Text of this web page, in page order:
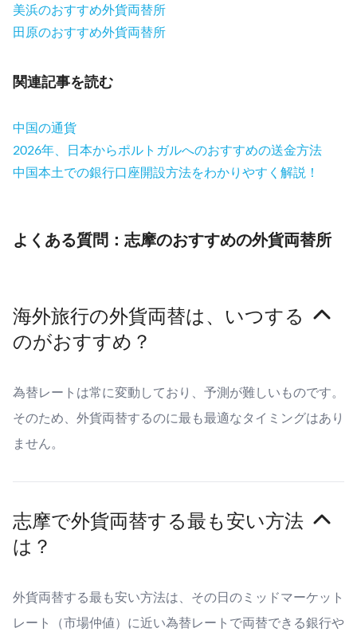
美浜のおすすめ外貨両替所
田原のおすすめ外貨両替所
関連記事を読む
中国の通貨
2026年、日本からポルトガルへのおすすめの送金方法
中国本土での銀行口座開設方法をわかりやすく解説！
よくある質問：志摩のおすすめの外貨両替所
海外旅行の外貨両替は、いつする
のがおすすめ？
為替レートは常に変動しており、予測が難しいものです。
そのため、外貨両替するのに最も最適なタイミングはあり
ません。
志摩で外貨両替する最も安い方法
は？
外貨両替する最も安い方法は、その日のミッドマーケット
レート（市場仲値）に近い為替レートで両替できる銀行や